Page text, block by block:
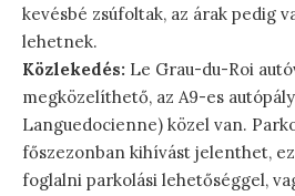
kevésbé zsúfoltak, az árak pedig
lehetnek.
Közlekedés: Le Grau-du-Roi
megközelíthető, az A9-es
Languedocienne) közel van.
főszezonban kihívást jelenthet,
foglalni parkolási lehetőséggel,